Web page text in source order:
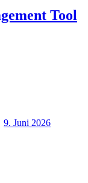
Tool
9. Juni 2026